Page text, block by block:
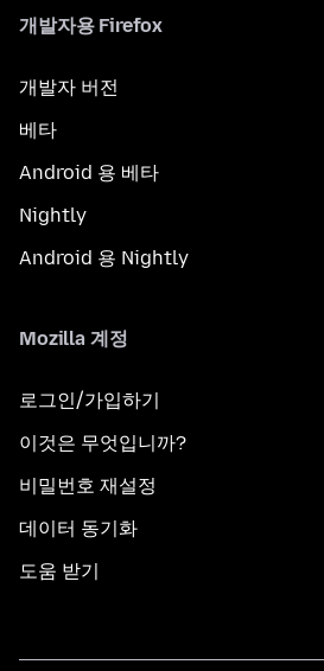
개발자용 Firefox
개발자 버전
베타
Android 용 베타
Nightly
Android 용 Nightly
Mozilla 계정
로그인/가입하기
이것은 무엇입니까?
비밀번호 재설정
데이터 동기화
도움 받기